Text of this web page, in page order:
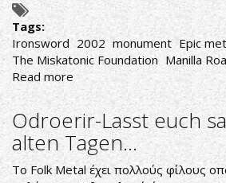
Tags:
Ironsword 2002 monument Epic
The Miskatonic Foundation Manilla
Read more about
Ironsword-
Ironsword
Odroerir-Lasst euch
alten Tagen...
Το Folk Metal έχει πολλούς φίλους